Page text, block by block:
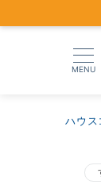
MENU
ハウス